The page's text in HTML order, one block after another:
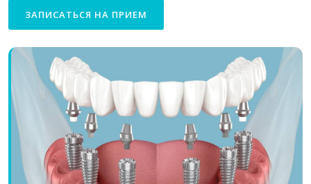
ЗАПИСАТЬСЯ НА ПРИЕМ